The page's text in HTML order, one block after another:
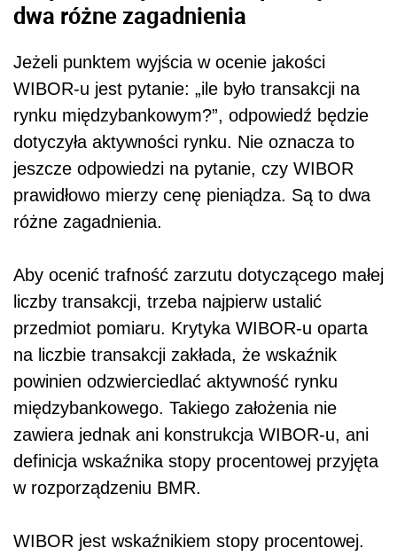
dwa różne zagadnienia
Jeżeli punktem wyjścia w ocenie jakości
WIBOR-u jest pytanie: „ile było transakcji na
rynku międzybankowym?”, odpowiedź będzie
dotyczyła aktywności rynku. Nie oznacza to
jeszcze odpowiedzi na pytanie, czy WIBOR
prawidłowo mierzy cenę pieniądza. Są to dwa
różne zagadnienia.
Aby ocenić trafność zarzutu dotyczącego małej
liczby transakcji, trzeba najpierw ustalić
przedmiot pomiaru. Krytyka WIBOR-u oparta
na liczbie transakcji zakłada, że wskaźnik
powinien odzwierciedlać aktywność rynku
międzybankowego. Takiego założenia nie
zawiera jednak ani konstrukcja WIBOR-u, ani
definicja wskaźnika stopy procentowej przyjęta
w rozporządzeniu BMR.
WIBOR jest wskaźnikiem stopy procentowej.